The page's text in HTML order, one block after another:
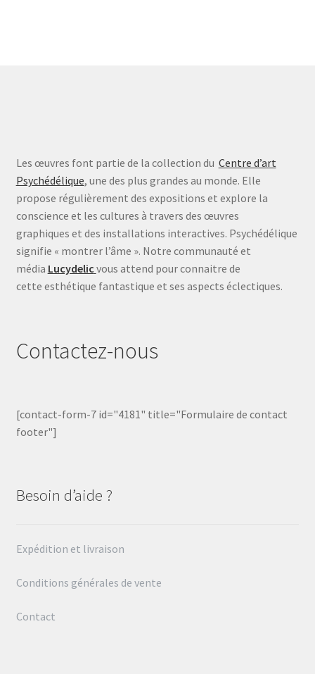
Les œuvres font partie de la collection du Centre d’art
Psychédélique, une des plus grandes au monde. Elle
propose régulièrement des expositions et explore la
conscience et les cultures à travers des œuvres
graphiques et des installations interactives. Psychédélique
signifie « montrer l’âme ». Notre communauté et
média Lucydelic vous attend pour connaitre de
cette esthétique fantastique et ses aspects éclectiques.
Contactez-nous
[contact-form-7 id="4181" title="Formulaire de contact
footer"]
Besoin d’aide ?
Expédition et livraison
Conditions générales de vente
Contact